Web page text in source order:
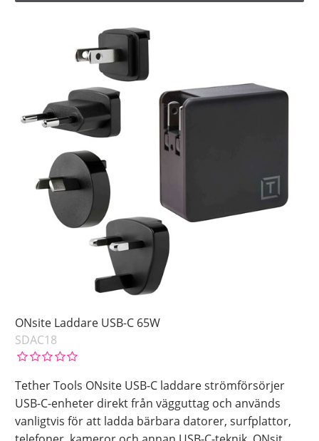
ONsite Laddare USB-C 65W
SDAC18
Tether Tools ONsite USB-C laddare strömförsörjer
USB-C-enheter direkt från vägguttag och används
vanligtvis för att ladda bärbara datorer, surfplattor,